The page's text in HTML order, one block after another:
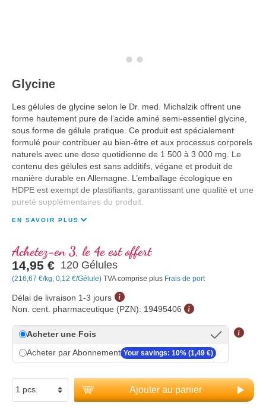
Glycine
Les gélules de glycine selon le Dr. med. Michalzik offrent une
forme hautement pure de l’acide aminé semi-essentiel glycine,
sous forme de gélule pratique. Ce produit est spécialement
formulé pour contribuer au bien-être et aux processus corporels
naturels avec une dose quotidienne de 1 500 à 3 000 mg. Le
contenu des gélules est sans additifs, végane et produit de
manière durable en Allemagne. L’emballage écologique en
HDPE est exempt de plastifiants, garantissant une qualité et une
pureté supplémentaires du produit.
EN SAVOIR PLUS
Achetez-en 3, le 4e est offert
14,95 € 120 Gélules
(216,67 €/kg, 0,12 €/Gélule) TVA comprise plus Frais de port
Délai de livraison 1-3 jours
Non. cent. pharmaceutique (PZN): 19495406
Acheter une Fois
Acheter par Abonnement Your savings: 10% (1,49 €)
Ajouter au panier